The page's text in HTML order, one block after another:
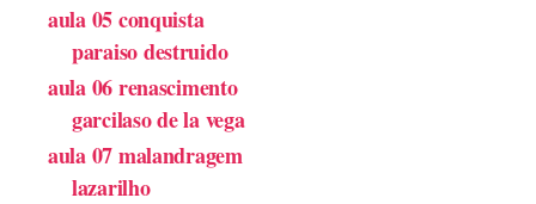
aula 05 conquista
paraiso destruido
aula 06 renascimento
garcilaso de la vega
aula 07 malandragem
lazarilho